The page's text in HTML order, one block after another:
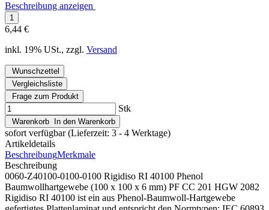
Beschreibung anzeigen
6,44 €
inkl. 19% USt., zzgl. Versand
Wunschzettel
Vergleichsliste
Frage zum Produkt
Stk
Warenkorb In den Warenkorb
sofort verfügbar (Lieferzeit: 3 - 4 Werktage)
Artikeldetails
BeschreibungMerkmale
Beschreibung
0060-Z40100-0100-0100 Rigidiso RI 40100 Phenol
Baumwollhartgewebe (100 x 100 x 6 mm) PF CC 201 HGW 2082
Rigidiso RI 40100 ist ein aus Phenol-Baumwoll-Hartgewebe